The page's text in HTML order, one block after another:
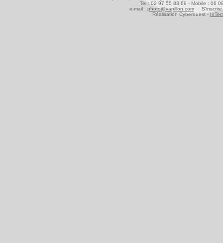
Tel : 02 97 55 83 69 - Mobile : 06
e-mail : photo@vapillon.com S'inscrire
Réalisation Cyberouest -